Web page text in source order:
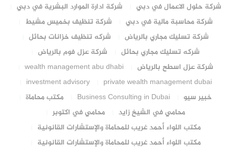
شركة حلول الاعمال في دبي
شركة ادارة الموارد البشرية في دبي
شركة محاسبة مالية في دبي
شركة تنظيف بخميس مشيط
شركة تسليك مجاري بالرياض
شركه تنظيف خزانات بحائل
شركه تسليك مجاري بحائل
شركة عزل فوم بالرياض
شركة عزل اسطح بالرياض
wealth management abu dhabi
private wealth management dubai
investment advisory
خبير سيو
Business Consulting in Dubai
مكتب محاماة
محامي في الشيخ زايد
محامي في اكتوبر
مكتب اللواء أحمد غريب للمحاماة والإستشارات القانونية
مكتب اللواء أحمد غريب للمحاماة والإستشارات القانونية